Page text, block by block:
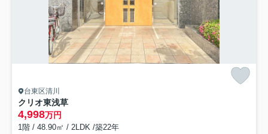
台東区清川
クリオ東浅草
4,998万円
1階 / 48.90㎡ / 2LDK /築22年